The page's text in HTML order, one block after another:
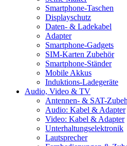
Smartphone-Taschen
Displayschutz
Daten- & Ladekabel
Adapter
Smartphone-Gadgets
SIM-Karten Zubehör
Smartphone-Ständer
Mobile Akkus
Induktions-Ladegeräte
Audio, Video & TV
Antennen- & SAT-
Audio: Kabel & Adapter
Video: Kabel & Adapter
Unterhaltungselektronik
Lautsprecher